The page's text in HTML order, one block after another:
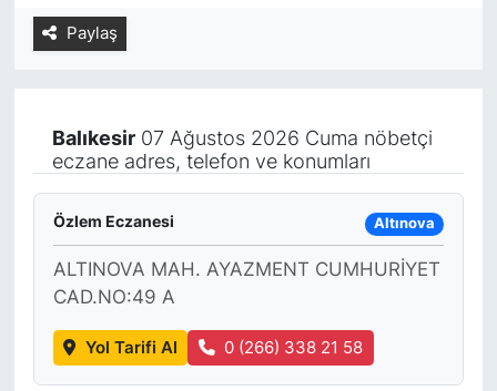
Paylaş
Balıkesir07 Ağustos 2026 Cuma nöbetçi
eczane adres, telefon ve konumları
Özlem Eczanesi Altınova
ALTINOVA MAH. AYAZMENT CUMHURİYET
CAD.NO:49 A
Yol Tarifi Al 0 (266) 338 21 58
Yurt Dışı Fuarlar
Spor
KÜLTÜR SANAT
SAVUNMA SANAYİ
FUAR HABERLERİ
FUAR TAKVİMİ
FUAR RAPORU